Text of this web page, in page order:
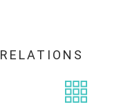
RELATIONS